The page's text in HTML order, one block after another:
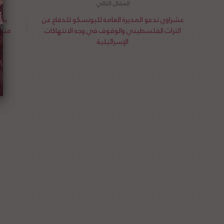
عشراوي تدعو المديرة العامة لليونسكو للدفاع عن
التراث الفلسطيني والوقوف في وجه الانتهاكات
الإسرائيلية